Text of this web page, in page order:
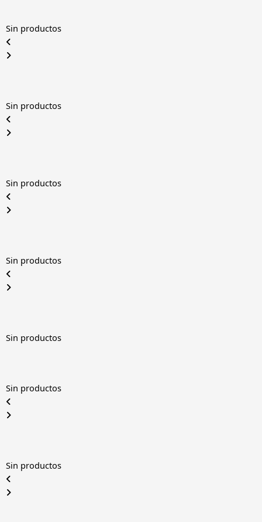
Sin productos
Sin productos
Sin productos
Sin productos
Sin productos
Sin productos
Sin productos